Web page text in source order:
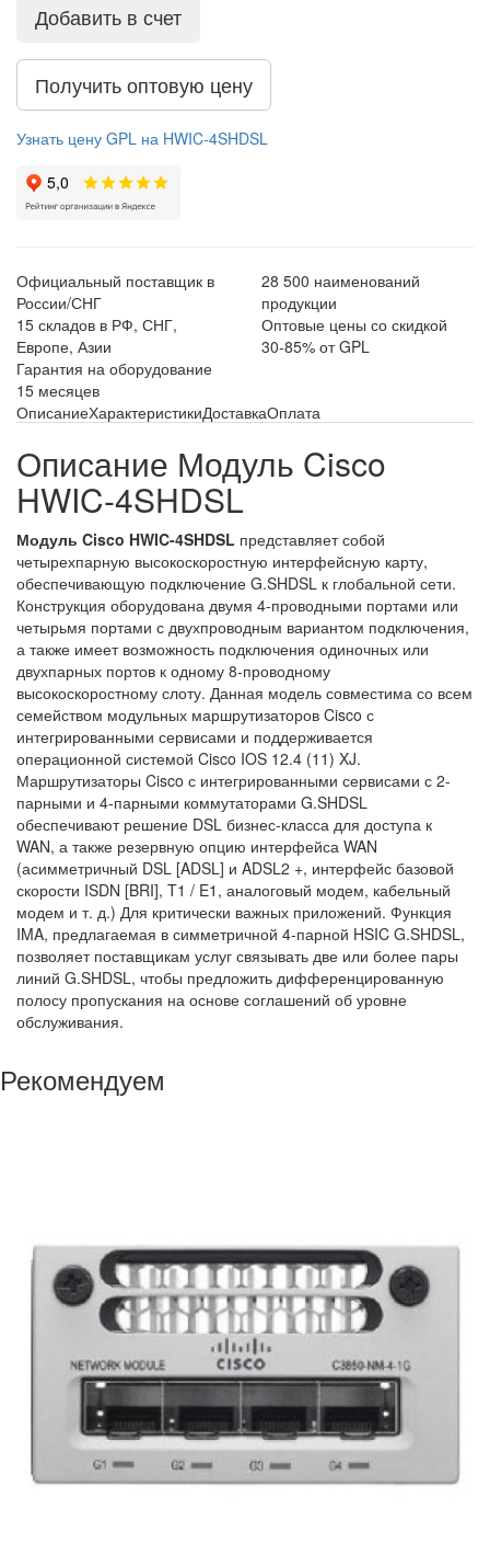
Добавить в счет
Получить оптовую цену
Узнать цену GPL на HWIC-4SHDSL
Официальный поставщик в
России/СНГ
28 500 наименований
продукции
15 складов в РФ, СНГ,
Европе, Азии
Оптовые цены со скидкой
30-85% от GPL
Гарантия на оборудование
15 месяцев
ОписаниеХарактеристикиДоставкаОплата
Описание Модуль Cisco
HWIC-4SHDSL
Модуль Cisco HWIC-4SHDSL представляет собой
четырехпарную высокоскоростную интерфейсную карту,
обеспечивающую подключение G.SHDSL к глобальной сети.
Конструкция оборудована двумя 4-проводными портами или
четырьмя портами с двухпроводным вариантом подключения,
а также имеет возможность подключения одиночных или
двухпарных портов к одному 8-проводному
высокоскоростному слоту. Данная модель совместима со всем
семейством модульных маршрутизаторов Cisco с
интегрированными сервисами и поддерживается
операционной системой Cisco IOS 12.4 (11) XJ.
Маршрутизаторы Cisco с интегрированными сервисами с 2-
парными и 4-парными коммутаторами G.SHDSL
обеспечивают решение DSL бизнес-класса для доступа к
WAN, а также резервную опцию интерфейса WAN
(асимметричный DSL [ADSL] и ADSL2 +, интерфейс базовой
скорости ISDN [BRI], T1 / E1, аналоговый модем, кабельный
модем и т. д.) Для критически важных приложений. Функция
IMA, предлагаемая в симметричной 4-парной HSIC G.SHDSL,
позволяет поставщикам услуг связывать две или более пары
линий G.SHDSL, чтобы предложить дифференцированную
полосу пропускания на основе соглашений об уровне
обслуживания.
Рекомендуем